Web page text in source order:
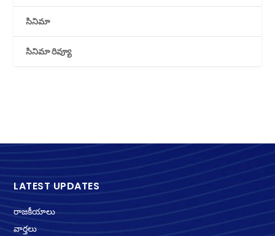
సినిమా
సినిమా రివ్యూ
LATEST UPDATES
రాజకీయాలు
వార్తలు